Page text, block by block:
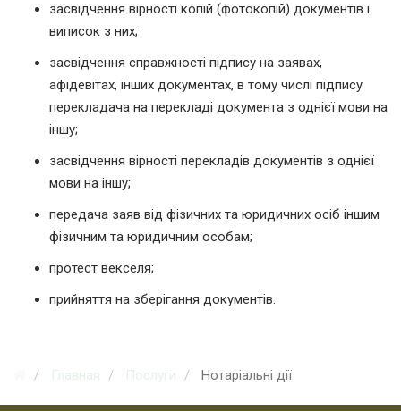
засвідчення вірності копій (фотокопій) документів і
виписок з них;
засвідчення справжності підпису на заявах,
афідевітах, інших документах, в тому числі підпису
перекладача на перекладі документа з однієї мови на
іншу;
засвідчення вірності перекладів документів з однієї
мови на іншу;
передача заяв від фізичних та юридичних осіб іншим
фізичним та юридичним особам;
протест векселя;
прийняття на зберігання документів.
Главная Послуги Нотаріальні дії